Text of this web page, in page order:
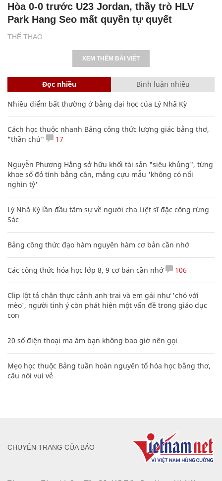
THỂ THAO
Hòa 0-0 trước U23 Jordan, thầy trò HLV
Park Hang Seo mất quyền tự quyết
XEM THÊM BÀI VIẾT
Đọc nhiều Bình luận nhiều
Nhiều điểm bất thường ở bằng đại học của Lý Nhã Kỳ
Cách học thuộc nhanh Bảng công thức lượng giác bằng thơ,
"thần chú"
17
Nguyễn Phương Hằng sở hữu khối tài sản "siêu khủng", từng
khoe sổ đỏ tính bằng cân, mắng cựu mẫu 'không có nổi
nghìn tỷ'
Lý Nhã Kỳ lần đầu tâm sự về người cha Liệt sĩ đặc công rừng
Sác
Bảng công thức đạo hàm nguyên hàm cơ bản cần nhớ
Các công thức hóa học lớp 8, 9 cơ bản cần nhớ 106
Clip lột tả chân thực cảnh anh trai và em gái như 'chó với
mèo', người tinh ý còn phát hiện một vấn đề trong giáo dục
con
20 số điện thoại ma ám bạn không bao giờ nên gọi
Mẹo học thuộc Bảng tuần hoàn nguyên tố hóa học bằng thơ,
câu nói vui vẻ
CHUYÊN TRANG CỦA BÁO